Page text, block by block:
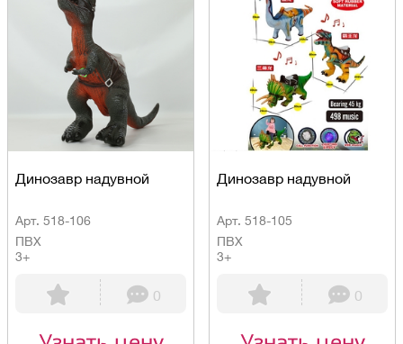
Динозавр надувной
Арт. 518-106
ПВХ
3+
0
Динозавр надувной
Арт. 518-105
ПВХ
3+
0